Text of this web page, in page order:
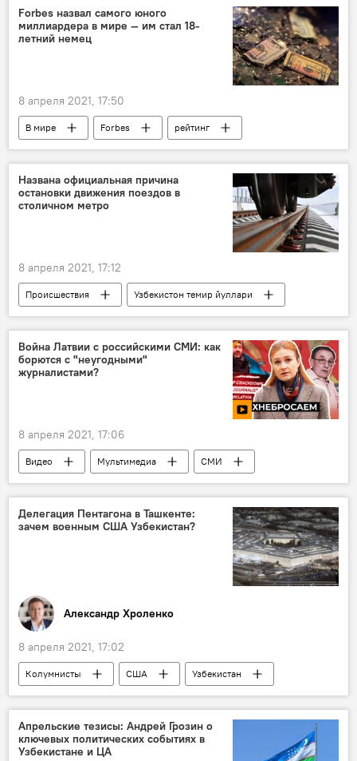
Forbes назвал самого юного
миллиардера в мире — им стал 18-
летний немец
8 апреля 2021, 17:50
В мире Forbes
рейтинг
деньги
Миллиардер
Названа официальная причина
остановки движения поездов в
столичном метро
8 апреля 2021, 17:12
Происшествия
Узбекистон темир йуллари
Ташкентский метрополитен
Война Латвии с российскими СМИ: как
борются с "неугодными"
журналистами?
8 апреля 2021, 17:06
Видео Мультимедиа СМИ
Делегация Пентагона в Ташкенте:
зачем военным США Узбекистан?
Александр Хроленко
8 апреля 2021, 17:02
Колумнисты США
Узбекистан
Центральная Азия
ОДКБ
Минобороны РФ
Вооруженные силы
Апрельские тезисы: Андрей Грозин о
ключевых политических событиях в
Узбекистане и ЦА